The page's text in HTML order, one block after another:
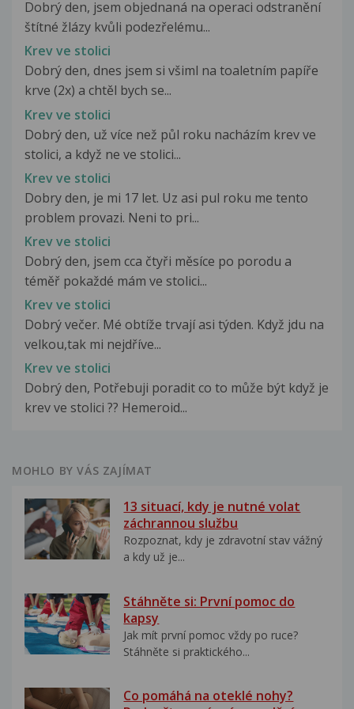
Dobrý den, jsem objednaná na operaci odstranění
štítné žlázy kvůli podezřelému...
Krev ve stolici
Dobrý den, dnes jsem si všiml na toaletním papíře
krve (2x) a chtěl bych se...
Krev ve stolici
Dobrý den, už více než půl roku nacházím krev ve
stolici, a když ne ve stolici...
Krev ve stolici
Dobry den, je mi 17 let. Uz asi pul roku me tento
problem provazi. Neni to pri...
Krev ve stolici
Dobrý den, jsem cca čtyři měsíce po porodu a
téměř pokaždé mám ve stolici...
Krev ve stolici
Dobrý večer. Mé obtíže trvají asi týden. Když jdu na
velkou,tak mi nejdříve...
Krev ve stolici
Dobrý den, Potřebuji poradit co to může být když je
krev ve stolici ?? Hemeroid...
MOHLO BY VÁS ZAJÍMAT
13 situací, kdy je nutné volat
záchrannou službu
Rozpoznat, kdy je zdravotní stav vážný
a kdy už je...
Stáhněte si: První pomoc do
kapsy
Jak mít první pomoc vždy po ruce?
Stáhněte si praktického...
Co pomáhá na oteklé nohy?